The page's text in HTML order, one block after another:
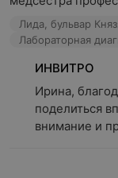
по результатам
В лаборатории
приятные акции
позволяет
повышенные
пациент
суммы
Лида, бульвар
Лабораторная
ИНВИТРО
Ирина,
поделиться
внимание и